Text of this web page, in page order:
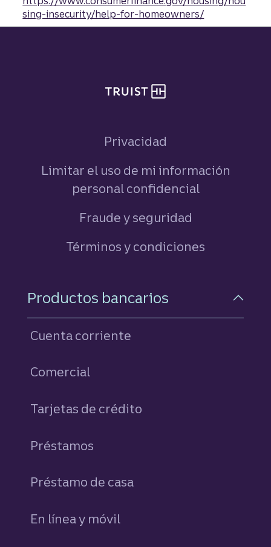
sing-insecurity/help-for-homeowners/
Privacidad
Limitar el uso de mi información
personal confidencial
Fraude y seguridad
Términos y condiciones
Navegación a pie de
Productos bancarios
Cuenta corriente
Comercial
Tarjetas de crédito
Préstamos
Préstamo de casa
En línea y móvil